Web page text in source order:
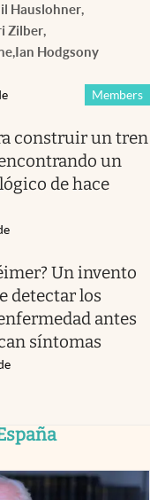
Hauslohner,
Zilber,
,Ian Hodgsony
Members
construir un tren
un
de hace
Un invento
detectar los
antes
síntomas